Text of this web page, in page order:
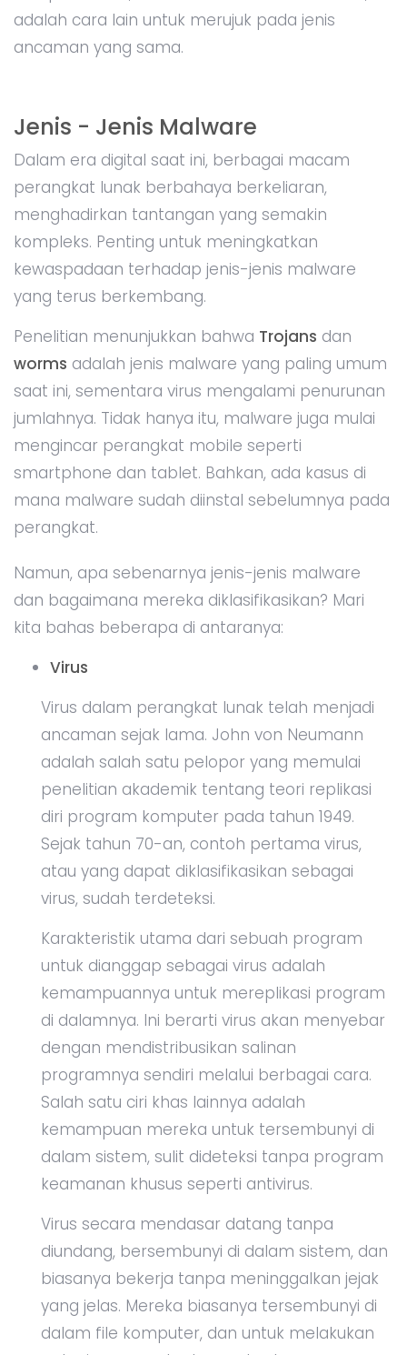
adalah cara lain untuk merujuk pada jenis
ancaman yang sama.
Jenis - Jenis Malware
Dalam era digital saat ini, berbagai macam
perangkat lunak berbahaya berkeliaran,
menghadirkan tantangan yang semakin
kompleks. Penting untuk meningkatkan
kewaspadaan terhadap jenis-jenis malware
yang terus berkembang.
Penelitian menunjukkan bahwa Trojans dan
worms adalah jenis malware yang paling umum
saat ini, sementara virus mengalami penurunan
jumlahnya. Tidak hanya itu, malware juga mulai
mengincar perangkat mobile seperti
smartphone dan tablet. Bahkan, ada kasus di
mana malware sudah diinstal sebelumnya pada
perangkat.
Namun, apa sebenarnya jenis-jenis malware
dan bagaimana mereka diklasifikasikan? Mari
kita bahas beberapa di antaranya:
Virus
Virus dalam perangkat lunak telah menjadi
ancaman sejak lama. John von Neumann
adalah salah satu pelopor yang memulai
penelitian akademik tentang teori replikasi
diri program komputer pada tahun 1949.
Sejak tahun 70-an, contoh pertama virus,
atau yang dapat diklasifikasikan sebagai
virus, sudah terdeteksi.
Karakteristik utama dari sebuah program
untuk dianggap sebagai virus adalah
kemampuannya untuk mereplikasi program
di dalamnya. Ini berarti virus akan menyebar
dengan mendistribusikan salinan
programnya sendiri melalui berbagai cara.
Salah satu ciri khas lainnya adalah
kemampuan mereka untuk tersembunyi di
dalam sistem, sulit dideteksi tanpa program
keamanan khusus seperti antivirus.
Virus secara mendasar datang tanpa
diundang, bersembunyi di dalam sistem, dan
biasanya bekerja tanpa meninggalkan jejak
yang jelas. Mereka biasanya tersembunyi di
dalam file komputer, dan untuk melakukan